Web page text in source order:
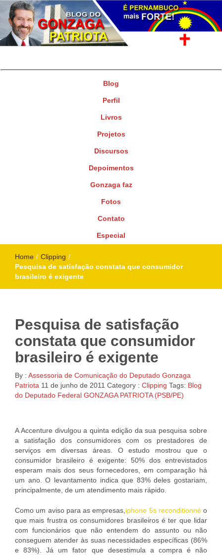
Blog
Perfil
Livros
Projetos
Discursos
Depoimentos
Gonzaga faz
Fotos
Contato
Especial
Home / Clipping /
Pesquisa de satisfação constata que consumidor
brasileiro é exigente
Pesquisa de satisfação
constata que consumidor
brasileiro é exigente
By : Assessoria de Comunicação do Deputado Gonzaga
Patriota 11 de junho de 2011 Category : Clipping Tags: Blog
do Deputado Federal GONZAGA PATRIOTA (PSB/PE)
A Accenture divulgou a quinta edição da sua pesquisa sobre
a satisfação dos consumidores com os prestadores de
serviços em diversas áreas. O estudo mostrou que o
consumidor brasileiro é exigente: 50% dos entrevistados
esperam mais dos seus fornecedores, em comparação há
um ano. O levantamento indica que 83% deles gostariam,
principalmente, de um atendimento mais rápido.
Como um aviso para as empresas, iphone 5s reconditionnéo
que mais frustra os consumidores brasileiros é ter que lidar
com funcionários que não entendem do assunto ou não
conseguem atender às suas necessidades específicas (86%
e 83%). Já um fator que desestimula a compra é não